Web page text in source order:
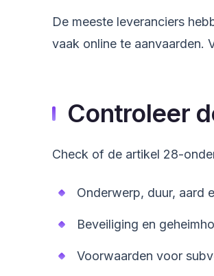
De meeste leveranciers
vaak online te aanvaarden.
Controleer
Check of de artikel 28-
Onderwerp, duur, aard
Beveiliging en
Voorwaarden voor